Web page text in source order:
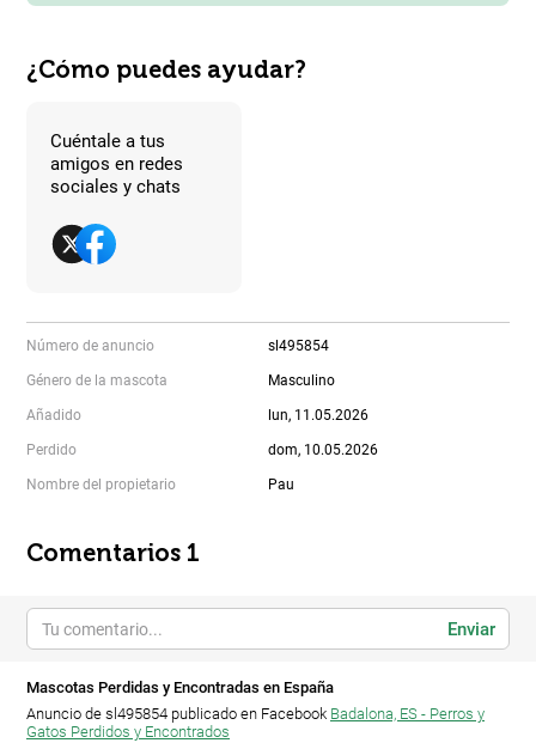
¿Cómo puedes ayudar?
Cuéntale a tus
amigos en redes
sociales y chats
Número de anuncio sl495854
Género de la mascota Masculino
Añadido lun, 11.05.2026
Perdido dom, 10.05.2026
Nombre del propietario Pau
Comentarios 1
Enviar
Mascotas Perdidas y Encontradas en España
Anuncio de sl495854 publicado en Facebook Badalona, ES - Perros y
Gatos Perdidos y Encontrados